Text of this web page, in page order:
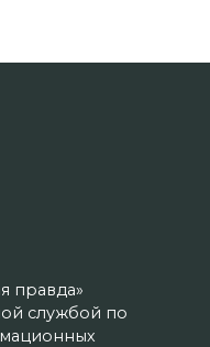
правда»
службой по